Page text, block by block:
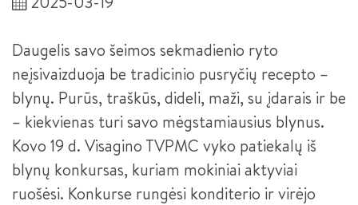
SĖKMĖS ISTORIJOS
PLASTIKŲ LIEJIMO ĮRENGINIŲ OPERATORIUS III LYGIS
SUVIRINTOJAS (2026 M. PRIĖMIMAS)
SUVIRINTOJAS III LYGIS
METALO APDIRBIMO STAKLIŲ OPERATORIUS
METALO APDIRBIMO STAKLIŲ OPERATORIUS III LYGIS
ŠALTKALVIS
NACIONALINIS MECHATRONIKOS KONKURSAS 2022
KONFERENCIJA „PAMEISTRYSTĖS IŠŠŪKIAI IR GALIMYBĖS
INŽINERINĖJE PRAMONĖJE“
PAMEISTRYSTĖ – TAVO PROFESIJOS PRADŽIA (TRUMPOJI
VERSIJA -LT PAVYZDYS)
PAMEISTRYSTĖ – TAVO PROFESIJOS PRADŽIA (LT, LV, EE IR
KOMPETENCIJŲ VERTINIMO CENTRŲ PASITELKTOS
ĮSTAIGOS
PRAKTINĖS DALIES TVARKARAŠTIS
Daugelis savo šeimos sekmadienio ryto
neįsivaizduoja be tradicinio pusryčių recepto –
blynų. Purūs, traškūs, dideli, maži, su įdarais ir be
– kiekvienas turi savo mėgstamiausius blynus.
Kovo 19 d. Visagino TVPMC vyko patiekalų iš
blynų konkursas, kuriam mokiniai aktyviai
ruošėsi. Konkurse rungėsi konditerio ir virėjo